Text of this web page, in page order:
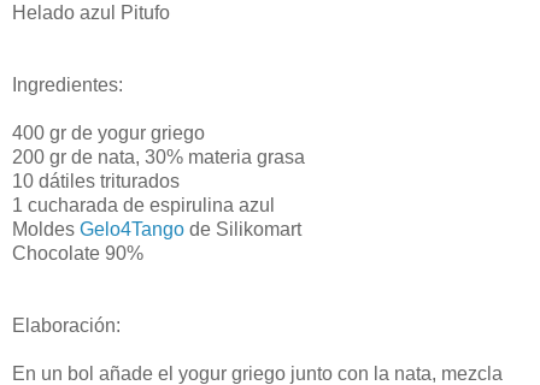
Helado azul Pitufo
Ingredientes:
400 gr de yogur griego
200 gr de nata, 30% materia grasa
10 dátiles triturados
1 cucharada de espirulina azul
Moldes Gelo4Tango de Silikomart
Chocolate 90%
Elaboración:
En un bol añade el yogur griego junto con la nata, mezcla